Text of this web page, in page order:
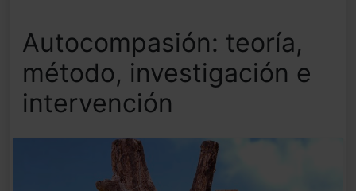
Autocompasión: teoría,
método, investigación e
intervención